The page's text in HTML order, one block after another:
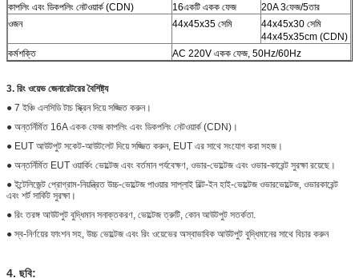
কাপলিং এবং ডিকপলিং নেটওয়ার্ক (CDN)
16একটি একক ফেজ
20A 3ফেজ/5তার
ওজন
44x45x35 সেমি
44x45x30 সেমি
44x45x35cm (CDN)
কর্মশক্তি
AC 220V একক ফেজ, 50Hz/60Hz
3. রিং ওয়েভ জেনারেটরের বৈশিষ্ট্য
● 7 ইঞ্চি এলসিডি টাচ স্ক্রিন দিয়ে সজ্জিত করুন।
● অন্তর্নির্মিত 16A একক ফেজ কাপলিং এবং ডিকপলিং নেটওয়ার্ক (CDN)।
● EUT আউটপুট সকেট-আউটলেট দিয়ে সজ্জিত করুন, EUT এর সাথে সংযোগ করা সহজ।
● অন্তর্নির্মিত EUT ওয়ার্কিং ভোল্টেজ এবং বর্তমান পর্যবেক্ষণ, ওভার-ভোল্টেজ এবং ওভার-কারেন্ট সুরক্ষা রয়েছে।
● ইন্টেলিজেন্ট প্রোগ্রাম-নিয়ন্ত্রিত উচ্চ-ভোল্টেজ পাওয়ার সাপ্লাই বিল্ট-ইন হাই-ভোল্টেজ ওভারভোল্টেজ, ওভারকারেন্ট
এবং শর্ট সার্কিট সুরক্ষা।
● রিং তরঙ্গ আউটপুট বুদ্ধিমান সনাক্তকরণ, ভোল্টেজ ত্রুটি, কোন আউটপুট সতর্কতা.
● স্ব-নির্ণয়ের ফাংশন সহ, উচ্চ ভোল্টেজ এবং রিং ওয়েভের অস্বাভাবিক আউটপুট বুদ্ধিমানের সাথে বিচার করুন
4. ছবি: